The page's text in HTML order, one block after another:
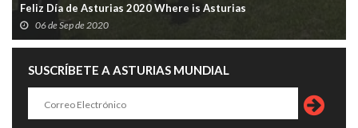
Feliz Día de Asturias 2020 Where is Asturias
06 de Sep de 2020
SUSCRÍBETE A ASTURIAS MUNDIAL